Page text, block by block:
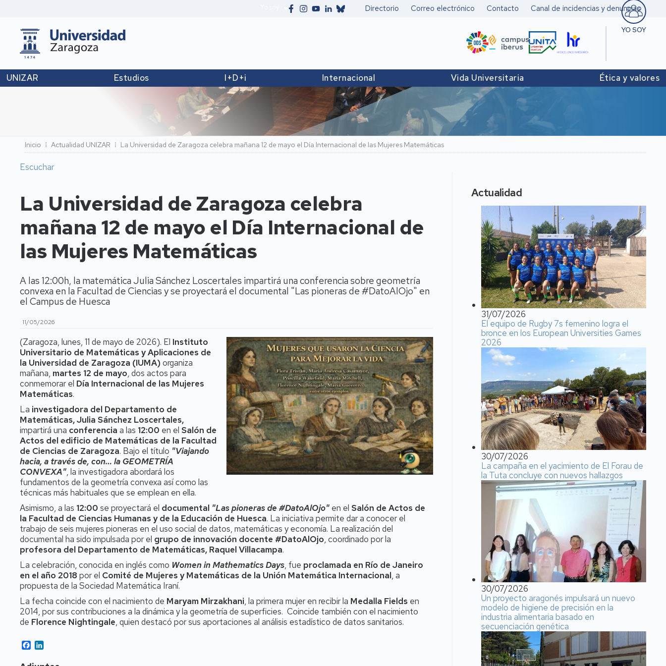
Secundario
Directorio Correo electrónico Contacto Canal de incidencias y denuncias
YO SOY
Pers.
UNIZAR Estudios I+D+i Internacional Vida Universitaria Ética y valores
Ruta
de
navegación
Inicio Actualidad UNIZAR La Universidad de Zaragoza celebra mañana 12 de mayo el Día Internacional de las Mujeres Matemáticas
Escuchar
La Universidad de Zaragoza celebra
mañana 12 de mayo el Día Internacional de
las Mujeres Matemáticas
A las 12:00h, la matemática Julia Sánchez Loscertales impartirá una conferencia sobre geometría
convexa en la Facultad de Ciencias y se proyectará el documental "Las pioneras de #DatoAlOjo" en
el Campus de Huesca
11/05/2026
(Zaragoza, lunes, 11 de mayo de 2026). El Instituto
Universitario de Matemáticas y Aplicaciones de
la Universidad de Zaragoza (IUMA) organiza
mañana, martes 12 de mayo, dos actos para
conmemorar el Día Internacional de las Mujeres
Matemáticas.
La investigadora del Departamento de
Matemáticas,Julia Sánchez Loscertales,
impartirá una conferencia a las 12:00 en el Salón de
Actos del edificio de Matemáticas de la Facultad
de Ciencias de Zaragoza. Bajo el título "Viajando
hacia, a través de, con… la GEOMETRÍA
CONVEXA", la investigadora abordará los
fundamentos de la geometría convexa así como las
técnicas más habituales que se emplean en ella.
Asimismo, a las 12:00 se proyectará el documental "Las pioneras de #DatoAlOjo" en el Salón de Actos de
la Facultad de Ciencias Humanas y de la Educación de Huesca. La iniciativa permite dar a conocer el
trabajo de seis mujeres pioneras en el uso social de datos, matemáticas y economía. La realización del
documental ha sido impulsada por el grupo de innovación docente #DatoAlOjo, coordinado por la
profesora del Departamento de Matemáticas, Raquel Villacampa.
La celebración, conocida en inglés como Women in Mathematics Days, fue proclamada en Río de Janeiro
en el año 2018 por el Comité de Mujeres y Matemáticas de la Unión Matemática Internacional, a
propuesta de la Sociedad Matemática Iraní.
La fecha coincide con el nacimiento de Maryam Mirzakhani, la primera mujer en recibir la Medalla Fields en
2014, por sus contribuciones a la dinámica y la geometría de superficies. Coincide también con el nacimiento
de Florence Nightingale, quien destacó por sus aportaciones al análisis estadístico de datos sanitarios.
Facebook
Actualidad
31/07/2026
El equipo de Rugby 7s femenino logra el
bronce en los European Universities Games
2026
30/07/2026
La campaña en el yacimiento de El Forau de
la Tuta concluye con nuevos hallazgos
30/07/2026
Un proyecto aragonés impulsará un nuevo
modelo de higiene de precisión en la
industria alimentaria basado en
secuenciación genética